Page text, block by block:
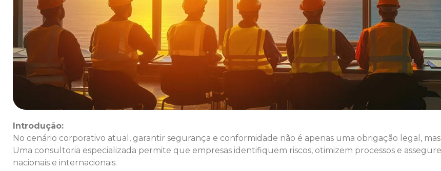
Introdução:
No cenário corporativo atual, garantir segurança e conformidade não é apenas uma obrigação legal,
Uma consultoria especializada permite que empresas identifiquem riscos, otimizem processos e
nacionais e internacionais.